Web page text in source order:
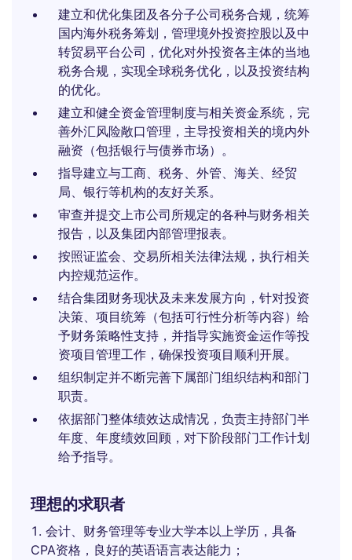
建立和优化集团及各分子公司税务合规，统筹
国内海外税务筹划，管理境外投资控股以及中
转贸易平台公司，优化对外投资各主体的当地
税务合规，实现全球税务优化，以及投资结构
的优化。
建立和健全资金管理制度与相关资金系统，完
善外汇风险敞口管理，主导投资相关的境内外
融资（包括银行与债券市场）。
指导建立与工商、税务、外管、海关、经贸
局、银行等机构的友好关系。
审查并提交上市公司所规定的各种与财务相关
报告，以及集团内部管理报表。
按照证监会、交易所相关法律法规，执行相关
内控规范运作。
结合集团财务现状及未来发展方向，针对投资
决策、项目统筹（包括可行性分析等内容）给
予财务策略性支持，并指导实施资金运作等投
资项目管理工作，确保投资项目顺利开展。
组织制定并不断完善下属部门组织结构和部门
职责。
依据部门整体绩效达成情况，负责主持部门半
年度、年度绩效回顾，对下阶段部门工作计划
给予指导。
理想的求职者
会计、财务管理等专业大学本以上学历，具备
CPA资格，良好的英语语言表达能力；